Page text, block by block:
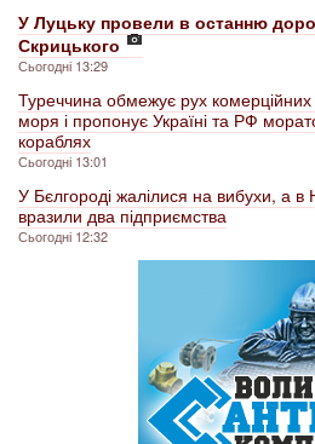
У Луцьку провели в останню
Скрицького
Сьогодні 13:29
Туреччина обмежує рух комерційних
моря і пропонує Україні та РФ
кораблях
Сьогодні 13:01
У Бєлгороді жалілися на вибухи, а в
вразили два підприємства
Сьогодні 12:32